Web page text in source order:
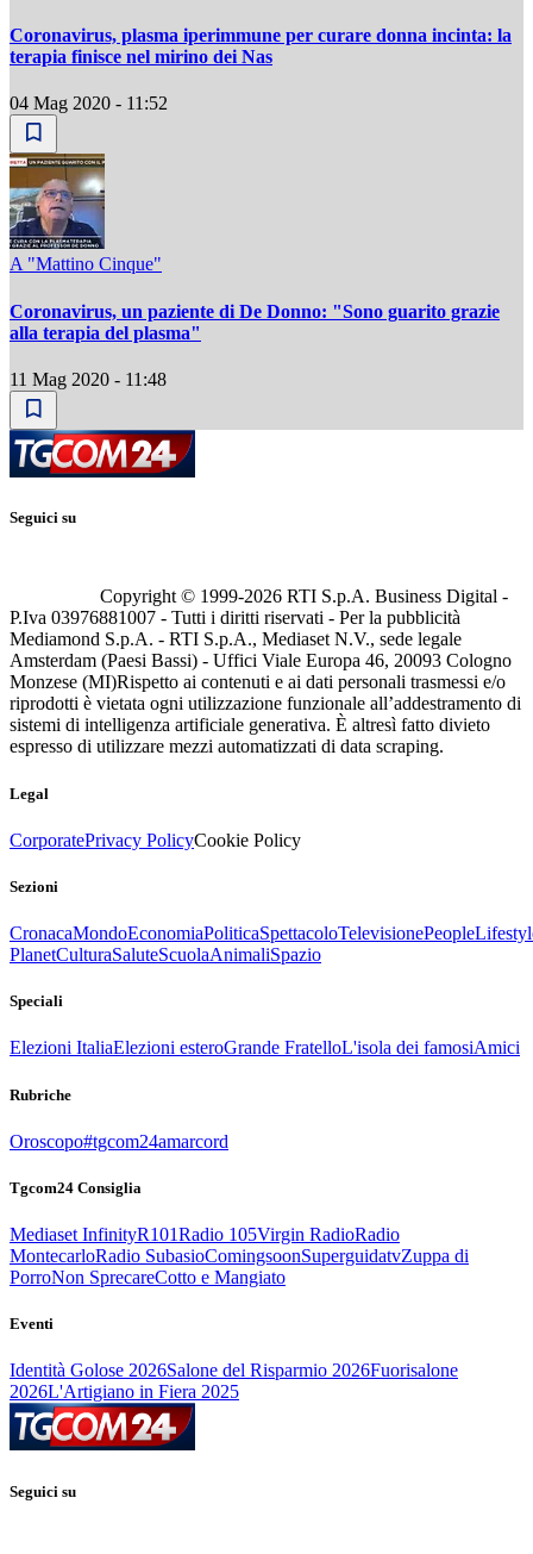
Coronavirus, plasma iperimmune per curare donna incinta: la
terapia finisce nel mirino dei Nas
04 Mag 2020 - 11:52
A "Mattino Cinque"
Coronavirus, un paziente di De Donno: "Sono guarito grazie
alla terapia del plasma"
11 Mag 2020 - 11:48
Seguici su
Copyright © 1999-2026 RTI S.p.A. Business Digital -
P.Iva 03976881007 - Tutti i diritti riservati - Per la pubblicità
Mediamond S.p.A. - RTI S.p.A., Mediaset N.V., sede legale
Amsterdam (Paesi Bassi) - Uffici Viale Europa 46, 20093 Cologno
Monzese (MI)Rispetto ai contenuti e ai dati personali trasmessi e/o
riprodotti è vietata ogni utilizzazione funzionale all’addestramento di
sistemi di intelligenza artificiale generativa. È altresì fatto divieto
espresso di utilizzare mezzi automatizzati di data scraping.
Legal
CorporatePrivacy PolicyCookie Policy
Sezioni
CronacaMondoEconomiaPoliticaSpettacoloTelevisionePeople
PlanetCulturaSaluteScuolaAnimaliSpazio
Speciali
Elezioni ItaliaElezioni esteroGrande FratelloL'isola dei famosiAmici
Rubriche
Oroscopo#tgcom24amarcord
Tgcom24 Consiglia
Mediaset InfinityR101Radio 105Virgin RadioRadio
MontecarloRadio SubasioComingsoonSuperguidatvZuppa di
PorroNon SprecareCotto e Mangiato
Eventi
Identità Golose 2026Salone del Risparmio 2026Fuorisalone
2026L'Artigiano in Fiera 2025
Seguici su